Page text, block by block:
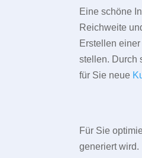
Eine schöne
Reichweite
Erstellen
stellen. Durch
für Sie neue
Für Sie
generiert wird.